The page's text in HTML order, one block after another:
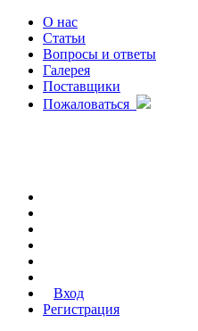
О нас
Статьи
Вопросы и ответы
Галерея
Поставщики
Пожаловаться
Вход
Регистрация